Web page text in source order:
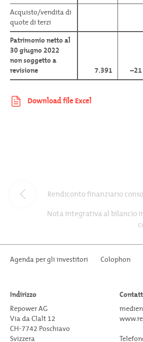
Acquisto/vendita di
quote di terzi
Patrimonio netto al
30 giugno 2022
non soggetto a
revisione
7.391 –21
Acquisto/vendita di
quote di terzi
Patrimonio netto al
30 giugno 2022
non soggetto a
revisione
Rendiconto finanziario
Nota integrativa al bilancio
Agenda per gli investitori Colophon
Indirizzo
Repower AG
Via da Clalt 12
CH-7742 Poschiavo
Svizzera